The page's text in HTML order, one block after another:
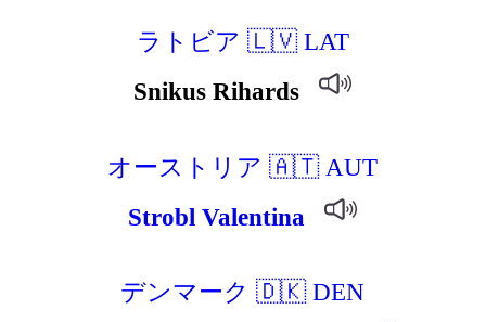
ラトビア 🇱🇻 LAT
Snikus Rihards
オーストリア 🇦🇹 AUT
Strobl Valentina
デンマーク 🇩🇰 DEN